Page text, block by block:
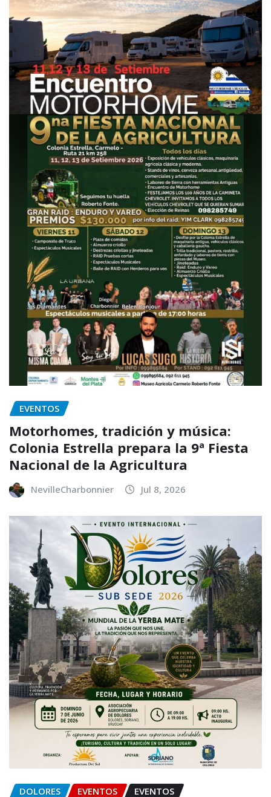
EVENTOS
Motorhomes, tradición y música:
Colonia Estrella prepara la 9ª Fiesta
Nacional de la Agricultura
NevilleCharbonnier Jul 8, 2026
DOLORES EVENTOS
EVENTOS